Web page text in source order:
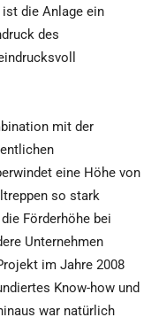
die Anlage ein
des
mit der
eine Höhe von
so stark
Förderhöhe bei
Unternehmen
im Jahre 2008
Know-how und
war natürlich